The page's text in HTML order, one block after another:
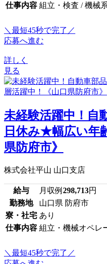
仕事内容 組立・検査 / 機械
＼最短45秒で完了／
応募へ進む
詳しく
見る
未経験活躍中！自
日休み★幅広い年
県防府市》
株式会社平山 山口支店
給与 月収例 298,713円
勤務地
山口県 防府市
寮・社宅 あり
仕事内容 組立・機械オペレ
＼最短45秒で完了／